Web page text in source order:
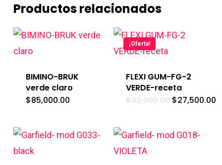
Productos relacionados
BIMINO-BRUK
verde claro
$85,000.00
¡Oferta!
FLEXI GUM-FG-2
VERDE-receta
$32,000.00 El
precio
$32,000.00.
$27,500.00El